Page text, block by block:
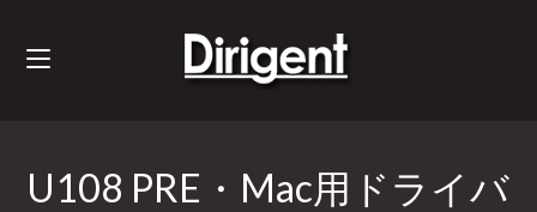
U108 PRE・Mac用ドライバ